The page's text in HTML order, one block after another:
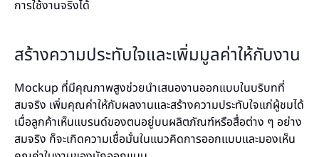
การใช้งานจริงได้
สร้างความประทับใจและเพิ่มมูลค่าให้กับงาน
Mockup ที่มีคุณภาพสูงช่วยนำเสนองานออกแบบในบริบทที่
สมจริง เพิ่มคุณค่าให้กับผลงานและสร้างความประทับใจแก่ผู้ชมได้
เมื่อลูกค้าเห็นแบรนด์ของตนอยู่บนผลิตภัณฑ์หรือสื่อต่าง ๆ อย่าง
สมจริง ก็จะเกิดความเชื่อมั่นในแนวคิดการออกแบบและมองเห็น